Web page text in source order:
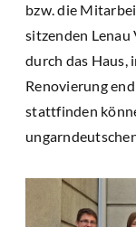
bzw. die
sitzenden
durch das Haus,
Renovierung
stattfinden